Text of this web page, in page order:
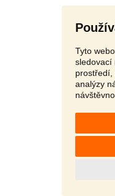
Tyto
sledovací
prostředí,
analýzy